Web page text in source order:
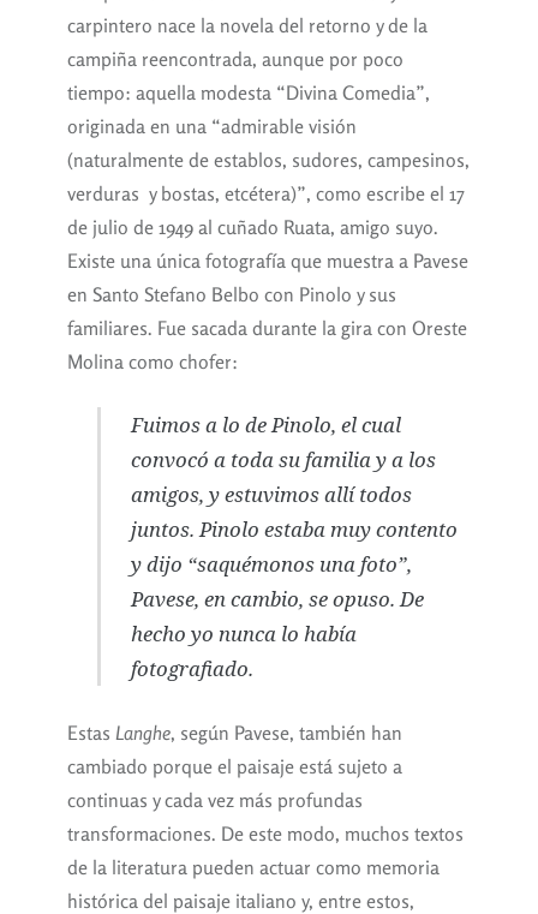
carpintero nace la novela del retorno y de la
campiña reencontrada, aunque por poco
tiempo: aquella modesta “Divina Comedia”,
originada en una “admirable visión
(naturalmente de establos, sudores, campesinos,
verduras y bostas, etcétera)”, como escribe el 17
de julio de 1949 al cuñado Ruata, amigo suyo.
Existe una única fotografía que muestra a Pavese
en Santo Stefano Belbo con Pinolo y sus
familiares. Fue sacada durante la gira con Oreste
Molina como chofer:
Fuimos a lo de Pinolo, el cual
convocó a toda su familia y a los
amigos, y estuvimos allí todos
juntos. Pinolo estaba muy contento
y dijo “saquémonos una foto”,
Pavese, en cambio, se opuso. De
hecho yo nunca lo había
fotografiado.
Estas Langhe, según Pavese, también han
cambiado porque el paisaje está sujeto a
continuas y cada vez más profundas
transformaciones. De este modo, muchos textos
de la literatura pueden actuar como memoria
histórica del paisaje italiano y, entre estos,